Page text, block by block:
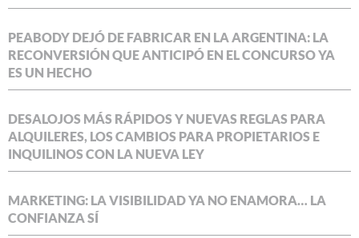
PEABODY DEJÓ DE FABRICAR EN LA ARGENTINA: LA
RECONVERSIÓN QUE ANTICIPÓ EN EL CONCURSO YA
ES UN HECHO
DESALOJOS MÁS RÁPIDOS Y NUEVAS REGLAS PARA
ALQUILERES, LOS CAMBIOS PARA PROPIETARIOS E
INQUILINOS CON LA NUEVA LEY
MARKETING: LA VISIBILIDAD YA NO ENAMORA… LA
CONFIANZA SÍ